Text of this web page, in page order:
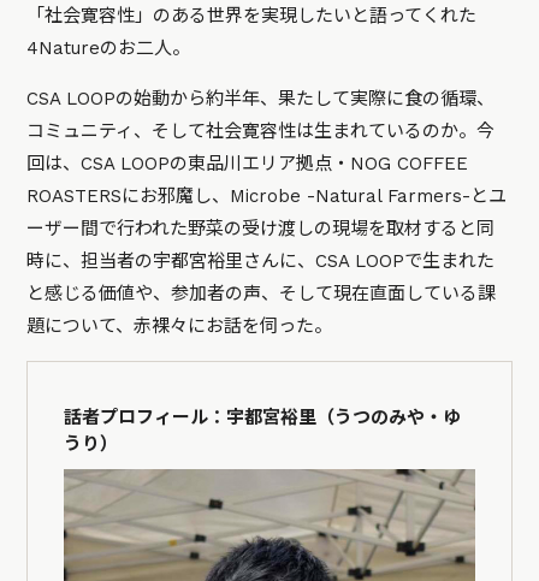
「社会寛容性」のある世界を実現したいと語ってくれた
4Natureのお二人。
CSA LOOPの始動から約半年、果たして実際に食の循環、
コミュニティ、そして社会寛容性は生まれているのか。今
回は、CSA LOOPの東品川エリア拠点・NOG COFFEE
ROASTERSにお邪魔し、Microbe -Natural Farmers-とユ
ーザー間で行われた野菜の受け渡しの現場を取材すると同
時に、担当者の宇都宮裕里さんに、CSA LOOPで生まれた
と感じる価値や、参加者の声、そして現在直面している課
題について、赤裸々にお話を伺った。
話者プロフィール：宇都宮裕里（うつのみや・ゆ
うり）